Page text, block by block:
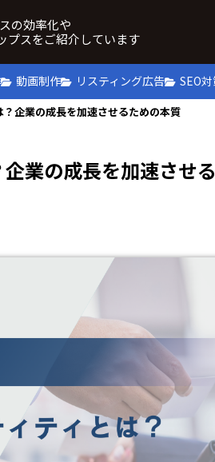
の効率化や
プスをご紹介しています
動画制作 リスティング広告 SEO
企業の成長を加速させるための本質
業の成長を加速させ